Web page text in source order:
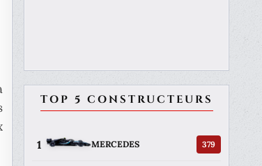
TOP 5 CONSTRUCTEURS
1 MERCEDES 379